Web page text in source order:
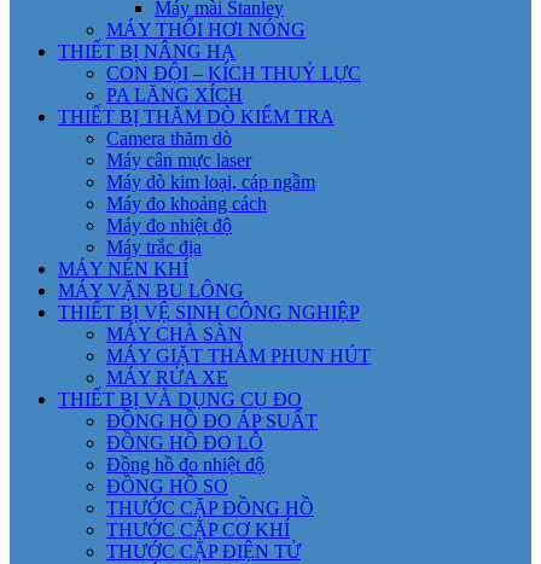
Máy mài Stanley
MÁY THỔI HƠI NÓNG
THIẾT BỊ NÂNG HẠ
CON ĐỘI – KÍCH THUỶ LỰC
PA LĂNG XÍCH
THIẾT BỊ THĂM DÒ KIỂM TRA
Camera thăm dò
Máy cân mực laser
Máy dò kim loại, cáp ngầm
Máy đo khoảng cách
Máy đo nhiệt độ
Máy trắc địa
MÁY NÉN KHÍ
MÁY VẶN BU LÔNG
THIẾT BỊ VỆ SINH CÔNG NGHIỆP
MÁY CHÀ SÀN
MÁY GIẶT THẢM PHUN HÚT
MÁY RỬA XE
THIẾT BỊ VÀ DỤNG CỤ ĐO
ĐỒNG HỒ ĐO ÁP SUẤT
ĐỒNG HỒ ĐO LỖ
Đồng hồ đo nhiệt độ
ĐỒNG HỒ SO
THƯỚC CẶP ĐỒNG HỒ
THƯỚC CẶP CƠ KHÍ
THƯỚC CẶP ĐIỆN TỬ